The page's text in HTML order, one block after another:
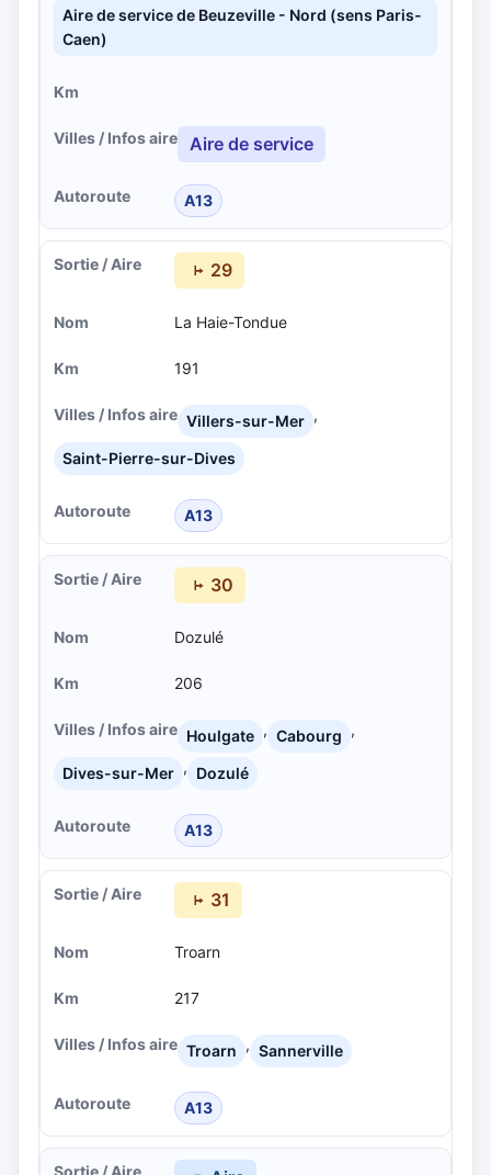
Aire de service de Beuzeville - Nord (sens Paris-
Caen)
Aire de service
A13
29
La Haie-Tondue
191
Villers-sur-Mer ,
Saint-Pierre-sur-Dives
A13
30
Dozulé
206
Houlgate , Cabourg ,
Dives-sur-Mer , Dozulé
A13
31
Troarn
217
Troarn , Sannerville
A13